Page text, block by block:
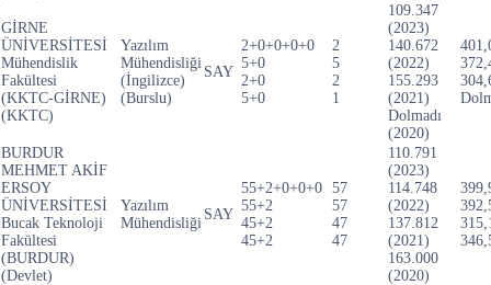
GİRNE
ÜNİVERSİTESİ
Mühendislik
Fakültesi
(KKTC-GİRNE)
(KKTC)
Yazılım
Mühendisliği
(İngilizce)
(Burslu)
SAY
2+0+0+0+0
5+0
2+0
5+0
2
5
2
1
109.347
(2023)
140.672
(2022)
155.293
(2021)
Dolmadı
(2020)
BURDUR
MEHMET AKİF
ERSOY
ÜNİVERSİTESİ
Bucak Teknoloji
Fakültesi
(BURDUR)
(Devlet)
Yazılım
Mühendisliği
SAY
55+2+0+0+0
55+2
45+2
45+2
57
57
47
47
110.791
(2023)
114.748
(2022)
137.812
(2021)
163.000
(2020)